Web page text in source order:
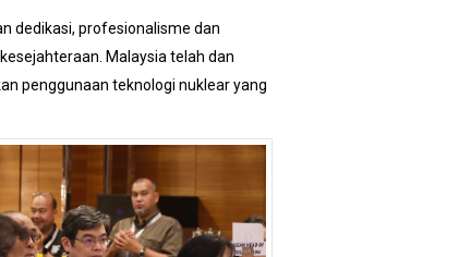
dedikasi, profesionalisme dan
Malaysia telah dan
penggunaan teknologi nuklear yang